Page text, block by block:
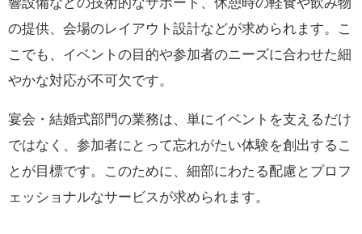
の提供、会場のレイアウト設計などが求められます。こ
こでも、イベントの目的や参加者のニーズに合わせた細
やかな対応が不可欠です。
宴会・結婚式部門の業務は、単にイベントを支えるだけ
ではなく、参加者にとって忘れがたい体験を創出するこ
とが目標です。このために、細部にわたる配慮とプロフ
ェッショナルなサービスが求められます。